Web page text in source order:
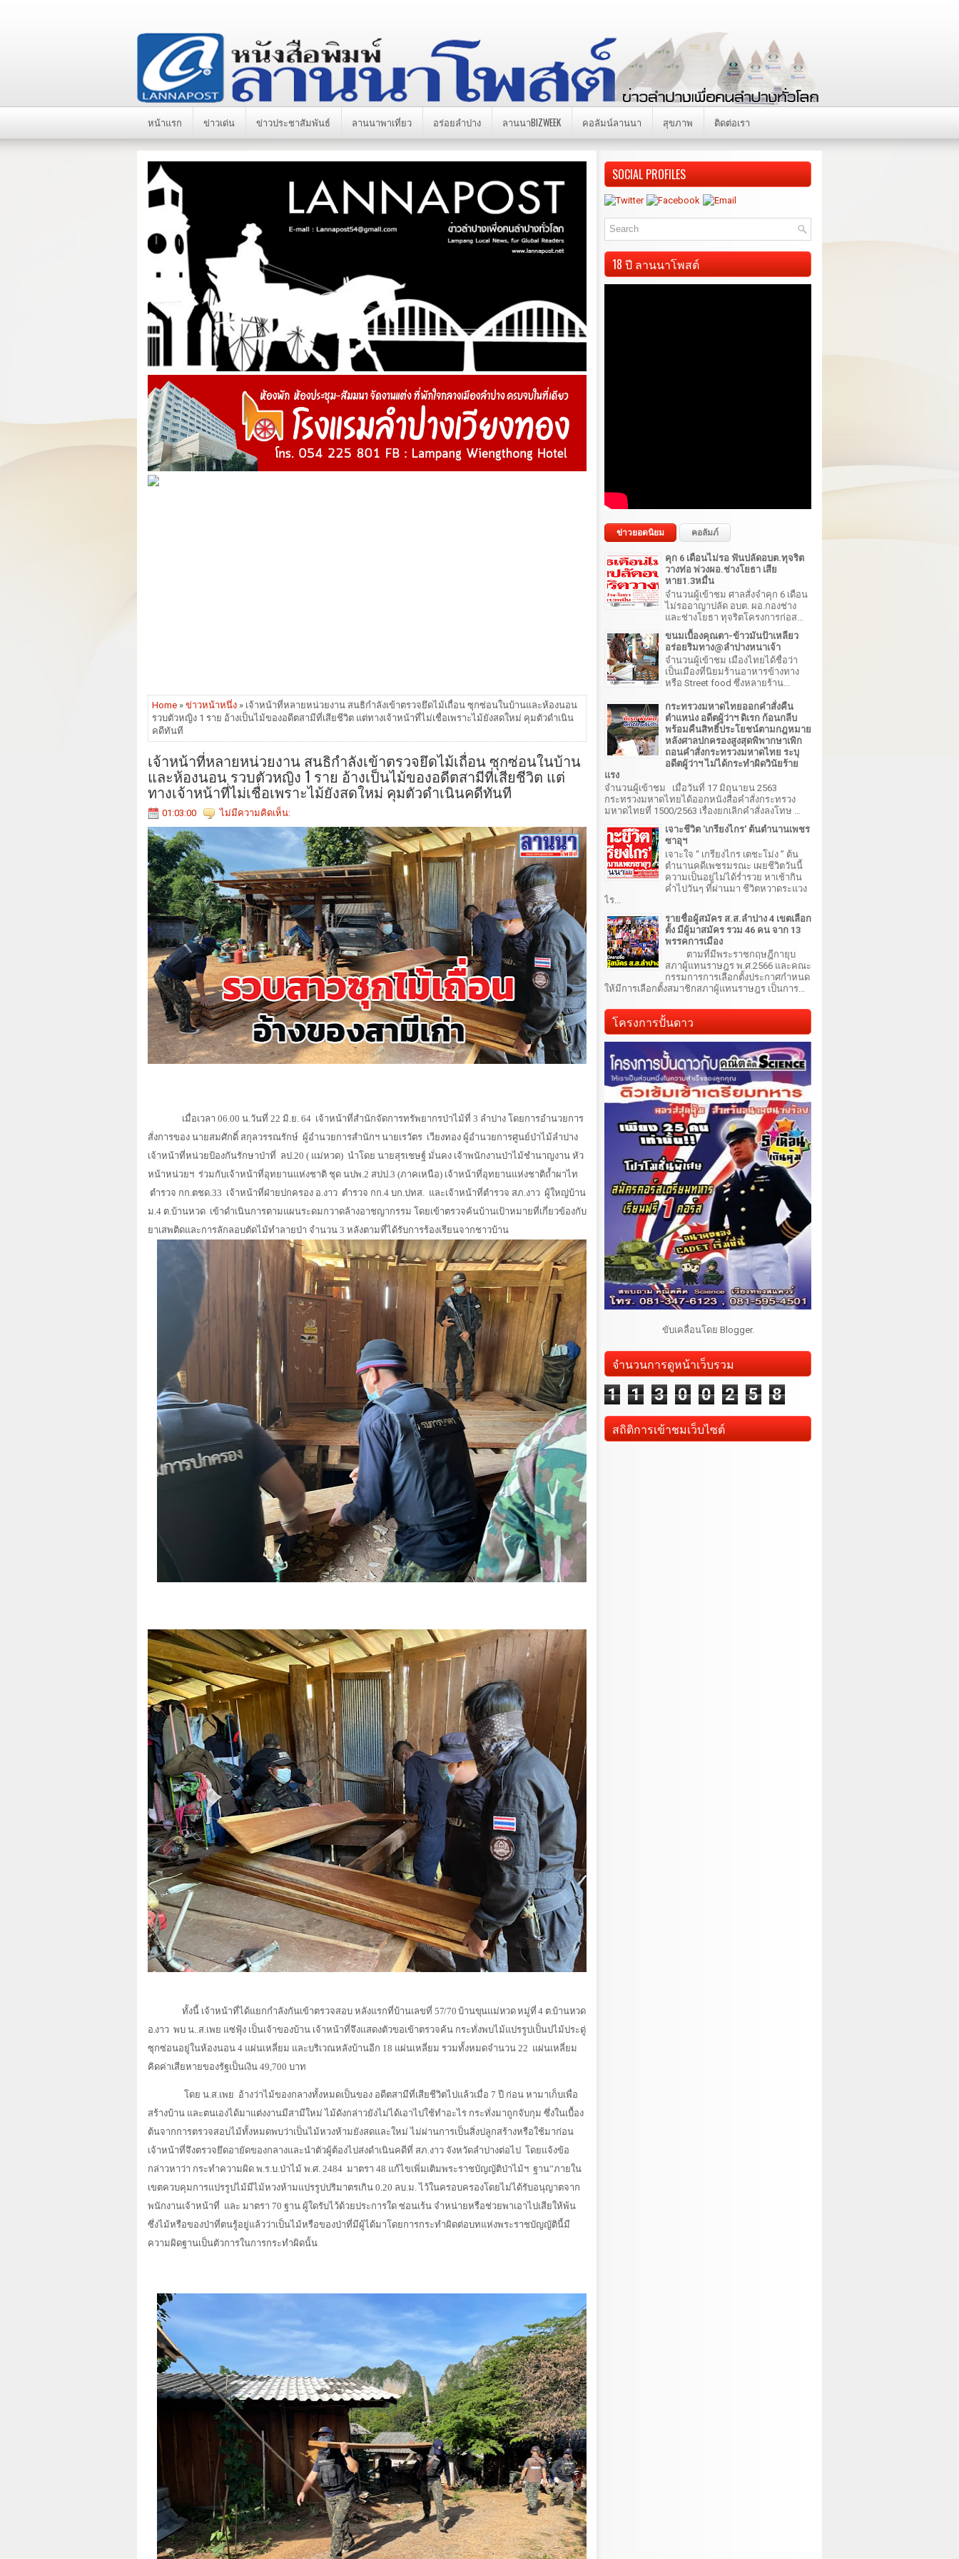
หน้าแรก ข่าวเด่น ข่าวประชาสัมพันธ์ ลานนาพาเที่ยว อร่อยลำปาง ลานนาBIZWEEK คอลัมน์ลานนา สุขภาพ ติดต่อเรา
Home » ข่าวหน้าหนึ่ง » เจ้าหน้าที่หลายหน่วยงาน สนธิกำลังเข้าตรวจยึดไม้เถื่อน ซุกซ่อนในบ้านและห้องนอน
รวบตัวหญิง 1 ราย อ้างเป็นไม้ของอดีตสามีที่เสียชีวิต แต่ทางเจ้าหน้าที่ไม่เชื่อเพราะไม้ยังสดใหม่ คุมตัวดำเนิน
คดีทันที
เจ้าหน้าที่หลายหน่วยงาน สนธิกำลังเข้าตรวจยึดไม้เถื่อน ซุกซ่อนในบ้าน
และห้องนอน รวบตัวหญิง 1 ราย อ้างเป็นไม้ของอดีตสามีที่เสียชีวิต แต่
ทางเจ้าหน้าที่ไม่เชื่อเพราะไม้ยังสดใหม่ คุมตัวดำเนินคดีทันที
01:03:00 ไม่มีความคิดเห็น:
เมื่อเวลา 06.00 น.วันที่ 22 มิ.ย. 64 เจ้าหน้าที่สำนักจัดการทรัพยากรป่าไม้ที่ 3 ลำปาง โดยการอำนวยการ
สั่งการของ นายสมศักดิ์ สกุลวรรณรักษ์ ผู้อำนวยการสำนักฯ นายเรวัตร เวียงทอง ผู้อำนวยการศูนย์ป่าไม้ลำปาง
เจ้าหน้าที่หน่วยป้องกันรักษาป่าที่ ลป.20 ( แม่หวด) นำโดย นายสุรเชษฐ์ มั่นคง เจ้าพนักงานป่าไม้ชำนาญงาน หัว
หน้าหน่วยฯ ร่วมกับเจ้าหน้าที่อุทยานแห่งชาติ ชุด นปพ.2 สปป.3 (ภาคเหนือ) เจ้าหน้าที่อุทยานแห่งชาติถ้ำผาไท
ตำรวจ กก.ตชด.33 เจ้าหน้าที่ฝ่ายปกครอง อ.งาว ตำรวจ กก.4 บก.ปทส. และเจ้าหน้าที่ตำรวจ สภ.งาว ผู้ใหญ่บ้าน
ม.4 ต.บ้านหวด เข้าดำเนินการตามแผนระดมกวาดล้างอาชญากรรม โดยเข้าตรวจค้นบ้านเป้าหมายที่เกี่ยวข้องกับ
ยาเสพติดและการลักลอบตัดไม้ทำลายป่า จำนวน 3 หลังตามที่ได้รับการร้องเรียนจากชาวบ้าน
ทั้งนี้ เจ้าหน้าที่ได้แยกกำลังกันเข้าตรวจสอบ หลังแรกที่บ้านเลขที่ 57/70 บ้านขุนแม่หวด หมู่ที่ 4 ต.บ้านหวด
อ.งาว พบ น..ส.เพย แซ่ฟุ้ง เป็นเจ้าของบ้าน เจ้าหน้าที่จึงแสดงตัวขอเข้าตรวจค้น กระทั่งพบไม้แปรรูปเป็นปไม้ประดู่
ซุกซ่อนอยู่ในห้องนอน 4 แผ่นเหลี่ยม และบริเวณหลังบ้านอีก 18 แผ่นเหลี่ยม รวมทั้งหมดจำนวน 22 แผ่นเหลี่ยม
คิดค่าเสียหายของรัฐเป็นเงิน 49,700 บาท
โดย น.ส.เพย อ้างว่าไม้ของกลางทั้งหมดเป็นของ อดีตสามีที่เสียชีวิตไปแล้วเมื่อ 7 ปี ก่อน หามาเก็บเพื่อ
สร้างบ้าน และตนเองได้มาแต่งงานมีสามีใหม่ ไม้ดังกล่าวยังไม่ได้เอาไปใช้ทำอะไร กระทั่งมาถูกจับกุม ซึ่งในเบื้อง
ต้นจากการตรวจสอบไม้ทั้งหมดพบว่าเป็นไม้หวงห้ามยังสดและใหม่ ไม่ผ่านการเป็นสิ่งปลูกสร้างหรือใช้มาก่อน
เจ้าหน้าที่จึงตรวจยึดอายัดของกลางและนำตัวผู้ต้องไปส่งดำเนินคดีที่ สภ.งาว จังหวัดลำปางต่อไป โดยแจ้งข้อ
กล่าวหาว่า กระทำความผิด พ.ร.บ.ป่าไม้ พ.ศ. 2484 มาตรา 48 แก้ไขเพิ่มเติมพระราชบัญญัติป่าไม้ฯ ฐาน”ภายใน
เขตควบคุมการแปรรูปไม้มีไม้หวงห้ามแปรรูปปริมาตรเกิน 0.20 ลบ.ม. ไว้ในครอบครองโดยไม่ได้รับอนุญาตจาก
พนักงานเจ้าหน้าที่ และ มาตรา 70 ฐาน ผู้ใดรับไว้ด้วยประการใด ซ่อนเร้น จำหน่ายหรือช่วยพาเอาไปเสียให้พ้น
ซึ่งไม้หรือของป่าที่ตนรู้อยู่แล้วว่าเป็นไม้หรือของป่าที่มีผู้ได้มาโดยการกระทำผิดต่อบทแห่งพระราชบัญญัตินี้มี
ความผิดฐานเป็นตัวการในการกระทำผิดนั้น
SOCIAL PROFILES
18 ปี ลานนาโพสต์
ข่าวยอดนิยม คอลัมภ์
คุก 6 เดือนไม่รอ ฟันปลัดอบต.ทุจริต
วางท่อ พ่วงผอ.ช่างโยธา เสีย
หาย1.3หมื่น
จำนวนผู้เข้าชม ศาลสั่งจำคุก 6 เดือน
ไม่รออาญาปลัด อบต. ผอ.กองช่าง
และช่างโยธา ทุจริตโครงการก่อส...
ขนมเบื้องคุณตา-ข้าวมันป้าเหลียว
อร่อยริมทาง@ลำปางหนาเจ้า
จำนวนผู้เข้าชม เมืองไทยได้ชื่อว่า
เป็นเมืองที่นิยมร้านอาหารข้างทาง
หรือ Street food ซึ่งหลายร้าน...
กระทรวงมหาดไทยออกคำสั่งคืน
ตำแหน่ง อดีตผู้ว่าฯ ดิเรก ก้อนกลีบ
พร้อมคืนสิทธิ์ประโยชน์ตามกฎหมาย
หลังศาลปกครองสูงสุดพิพากษาเพิก
ถอนคำสั่งกระทรวงมหาดไทย ระบุ
อดีตผู้ว่าฯ ไม่ได้กระทำผิดวินัยร้าย
แรง
จำนวนผู้เข้าชม เมื่อวันที่ 17 มิถุนายน 2563
กระทรวงมหาดไทยได้ออกหนังสือคำสั่งกระทรวง
มหาดไทยที่ 1500/2563 เรื่องยกเลิกคำสั่งลงโทษ ...
เจาะชีวิต 'เกรียงไกร' ต้นตำนานเพชร
ซาอุฯ
เจาะใจ “ เกรียงไกร เตชะโม่ง ” ต้น
ตำนานคดีเพชรมรณะ เผยชีวิตวันนี้
ความเป็นอยู่ไม่ได้ร่ำรวย หาเช้ากิน
ค่ำไปวันๆ ที่ผ่านมา ชีวิตหวาดระแวง
ไร...
รายชื่อผู้สมัคร ส.ส.ลำปาง 4 เขตเลือก
ตั้ง มีผู้มาสมัคร รวม 46 คน จาก 13
พรรคการเมือง
ตามที่มีพระราชกฤษฎีกายุบ
สภาผู้แทนราษฎร พ.ศ.2566 และคณะ
กรรมการการเลือกตั้งประกาศกำหนด
ให้มีการเลือกตั้งสมาชิกสภาผู้แทนราษฎร เป็นการ...
โครงการปั้นดาว
ขับเคลื่อนโดย Blogger.
จำนวนการดูหน้าเว็บรวม
1 1 3 0 0 2 5 8
สถิติการเข้าชมเว็บไซต์